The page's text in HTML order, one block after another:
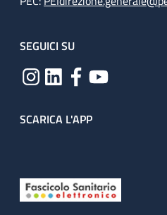
SEGUICI SU
SCARICA L'APP